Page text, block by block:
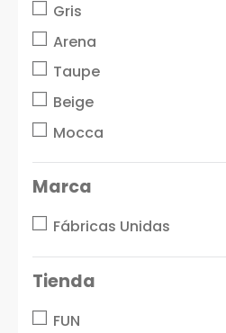
Gris
Arena
Taupe
Beige
Mocca
Marca
Fábricas Unidas
Tienda
FUN